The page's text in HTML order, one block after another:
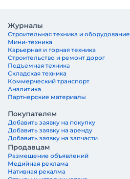
Журналы
Строительная техника и оборудование
Мини-техника
Карьерная и горная техника
Строительство и ремонт дорог
Подъемная техника
Складская техника
Коммерческий транспорт
Аналитика
Партнерские материалы
Покупателям
Добавить заявку на покупку
Добавить заявку на аренду
Добавить заявку на запчасти
Продавцам
Размещение объявлений
Медийная реклама
Нативная рекалма